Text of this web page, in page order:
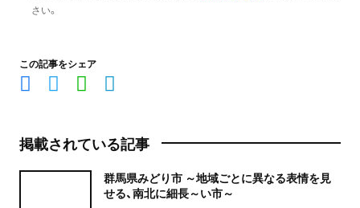
さい。
この記事をシェア
掲載されている記事
群馬県みどり市 ～地域ごとに異なる表情を見
せる、南北に細長～い市～